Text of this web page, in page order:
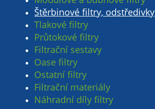
Štěrbinové filtry, odstředivky
Tlakové filtry
Průtokové filtry
Filtrační sestavy
Oase filtry
Ostatní filtry
Filtrační materiály
Náhradní díly filtry